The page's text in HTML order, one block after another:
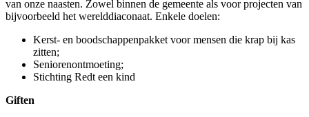
van onze naasten. Zowel binnen de gemeente als voor projecten van
bijvoorbeeld het werelddiaconaat. Enkele doelen:
Kerst- en boodschappenpakket voor mensen die krap bij kas
zitten;
Seniorenontmoeting;
Stichting Redt een kind
Giften